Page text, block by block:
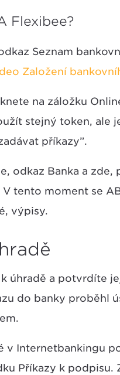
Flexibee?
Seznam
Založení
na záložku
stejný token, ale
příkazy”.
odkaz Banka a
tento moment se
výpisy.
úhradě a potvrdíte
do banky proběhl
v Internetbankingu
Příkazy k